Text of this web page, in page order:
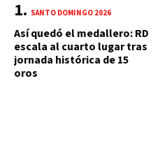
SANTO DOMINGO 2026
Así quedó el medallero: RD
escala al cuarto lugar tras
jornada histórica de 15
oros